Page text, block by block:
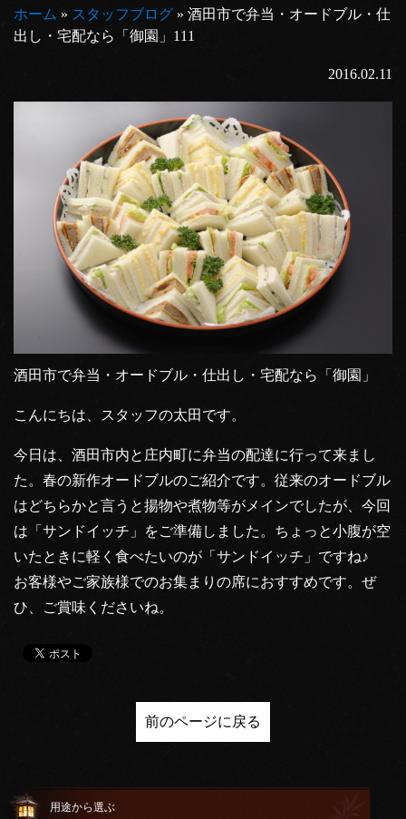
ホーム » スタッフブログ » 酒田市で弁当・オードブル・仕
出し・宅配なら「御園」111
2016.02.11
酒田市で弁当・オードブル・仕出し・宅配なら「御園」
こんにちは、スタッフの太田です。
今日は、酒田市内と庄内町に弁当の配達に行って来まし
た。春の新作オードブルのご紹介です。従来のオードブル
はどちらかと言うと揚物や煮物等がメインでしたが、今回
は「サンドイッチ」をご準備しました。ちょっと小腹が空
いたときに軽く食べたいのが「サンドイッチ」ですね♪
お客様やご家族様でのお集まりの席におすすめです。ぜ
ひ、ご賞味くださいね。
前のページに戻る
用途から選ぶ